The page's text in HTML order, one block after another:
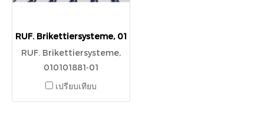
RUF. Brikettiersysteme, 010101881-01
RUF. Brikettiersysteme,
010101881-01
เปรียบเทียบ